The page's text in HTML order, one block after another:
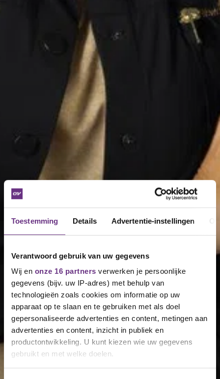
Toestemming Details Advertentie-instellingen
Verantwoord gebruik van uw gegevens
Wij en onze 16 partners verwerken je persoonlijke
gegevens (bijv. uw IP-adres) met behulp van
technologieën zoals cookies om informatie op uw
apparaat op te slaan en te gebruiken met als doel
gepersonaliseerde advertenties en content, metingen aan
advertenties en content, inzicht in publiek en
productontwikkeling. U kunt kiezen wie uw gegevens
gebruikt en met welke doelen.